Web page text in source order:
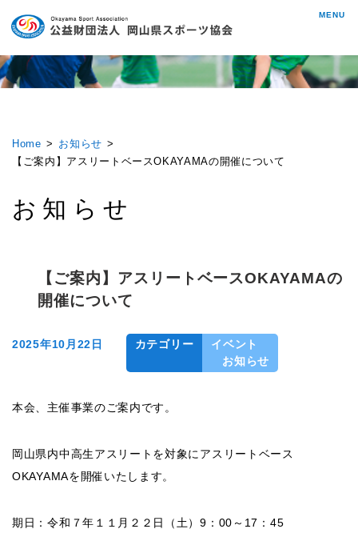
MENU
Home
お知らせ
【ご案内】アスリートベースOKAYAMAの開催について
お知らせ
【ご案内】アスリートベースOKAYAMAの
開催について
2025年10月22日 カテゴリー
イベント
お知らせ
本会、主催事業のご案内です。
岡山県内中高生アスリートを対象にアスリートベース
OKAYAMAを開催いたします。
期日：令和７年１１月２２日（土）9：00～17：45